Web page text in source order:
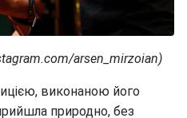
arsen_mirzoian)
виконаною його
природно, без